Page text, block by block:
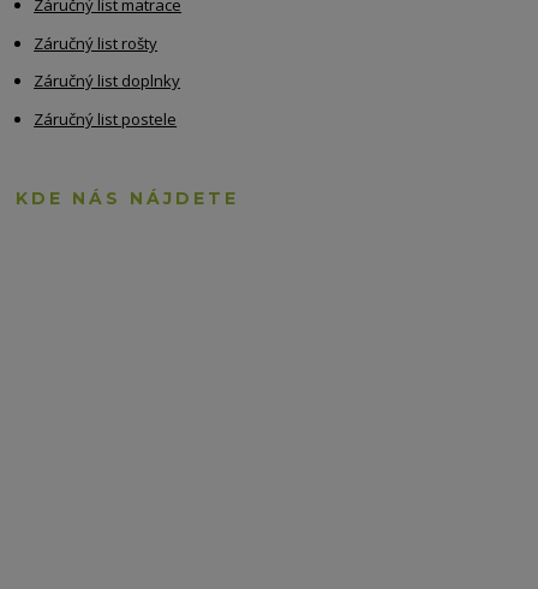
Záručný list matrace
Záručný list rošty
Záručný list doplnky
Záručný list postele
KDE NÁS NÁJDETE